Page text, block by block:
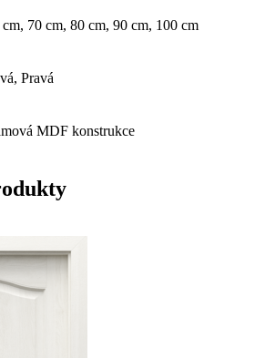
cm, 70 cm, 80 cm, 90 cm, 100 cm
Pravá
MDF konstrukce